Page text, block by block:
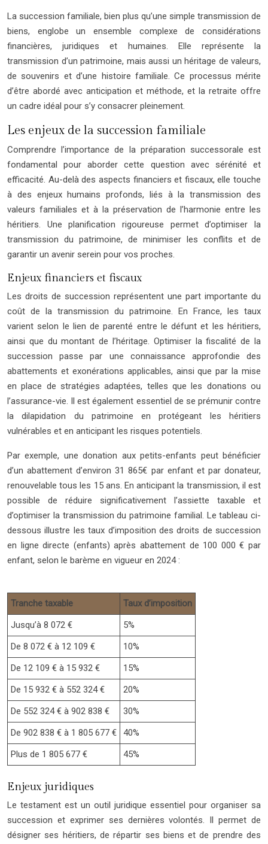
La succession familiale, bien plus qu’une simple transmission de
biens, englobe un ensemble complexe de considérations
financières, juridiques et humaines. Elle représente la
transmission d’un patrimoine, mais aussi un héritage de valeurs,
de souvenirs et d’une histoire familiale. Ce processus mérite
d’être abordé avec anticipation et méthode, et la retraite offre
un cadre idéal pour s’y consacrer pleinement.
Les enjeux de la succession familiale
Comprendre l’importance de la préparation successorale est
fondamental pour aborder cette question avec sérénité et
efficacité. Au-delà des aspects financiers et fiscaux, elle touche
à des enjeux humains profonds, liés à la transmission des
valeurs familiales et à la préservation de l’harmonie entre les
héritiers. Une planification rigoureuse permet d’optimiser la
transmission du patrimoine, de minimiser les conflits et de
garantir un avenir serein pour vos proches.
Enjeux financiers et fiscaux
Les droits de succession représentent une part importante du
coût de la transmission du patrimoine. En France, les taux
varient selon le lien de parenté entre le défunt et les héritiers,
ainsi que du montant de l’héritage. Optimiser la fiscalité de la
succession passe par une connaissance approfondie des
abattements et exonérations applicables, ainsi que par la mise
en place de stratégies adaptées, telles que les donations ou
l’assurance-vie. Il est également essentiel de se prémunir contre
la dilapidation du patrimoine en protégeant les héritiers
vulnérables et en anticipant les risques potentiels.
Par exemple, une donation aux petits-enfants peut bénéficier
d’un abattement d’environ 31 865€ par enfant et par donateur,
renouvelable tous les 15 ans. En anticipant la transmission, il est
possible de réduire significativement l’assiette taxable et
d’optimiser la transmission du patrimoine familial. Le tableau ci-
dessous illustre les taux d’imposition des droits de succession
en ligne directe (enfants) après abattement de 100 000 € par
enfant, selon le barème en vigueur en 2024 :
Tranche taxable
Taux d’imposition
Jusqu’à 8 072 €
5%
De 8 072 € à 12 109 €
10%
De 12 109 € à 15 932 €
15%
De 15 932 € à 552 324 €
20%
De 552 324 € à 902 838 €
30%
De 902 838 € à 1 805 677 €
40%
Plus de 1 805 677 €
45%
Enjeux juridiques
Le testament est un outil juridique essentiel pour organiser sa
succession et exprimer ses dernières volontés. Il permet de
désigner ses héritiers, de répartir ses biens et de prendre des